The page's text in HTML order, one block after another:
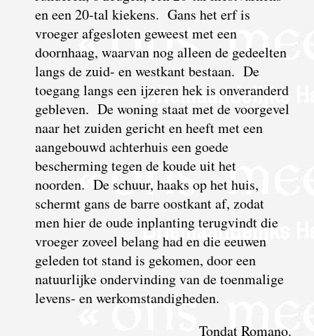
en een 20-tal kiekens. Gans het erf is
vroeger afgesloten geweest met een
doornhaag, waarvan nog alleen de gedeelten
langs de zuid- en westkant bestaan. De
toegang langs een ijzeren hek is onveranderd
gebleven. De woning staat met de voorgevel
naar het zuiden gericht en heeft met een
aangebouwd achterhuis een goede
bescherming tegen de koude uit het
noorden. De schuur, haaks op het huis,
schermt gans de barre oostkant af, zodat
men hier de oude inplanting terugvindt die
vroeger zoveel belang had en die eeuwen
geleden tot stand is gekomen, door een
natuurlijke ondervinding van de toenmalige
levens- en werkomstandigheden.
Tondat Romano.